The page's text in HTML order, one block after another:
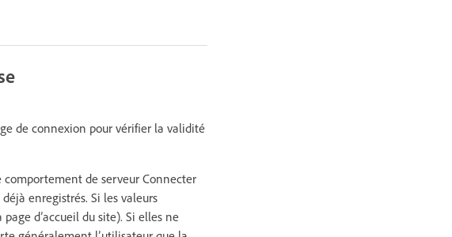
de connexion pour vérifier la validité
comportement de serveur Connecter
enregistrés. Si les valeurs
d’accueil du site). Si elles ne